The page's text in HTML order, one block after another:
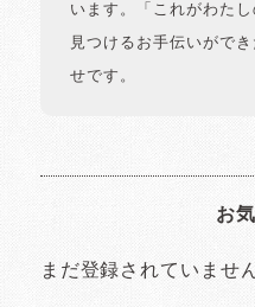
います。「これがわた
見つけるお手伝いがで
せです。
お
まだ登録されていませ